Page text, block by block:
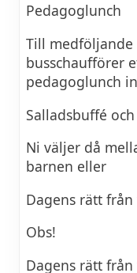
Pedagoglunch
Till medföljande
busschaufförer
pedagoglunch
Salladsbuffé
Ni väljer då
barnen eller
Dagens rätt
Obs!
Dagens rätt